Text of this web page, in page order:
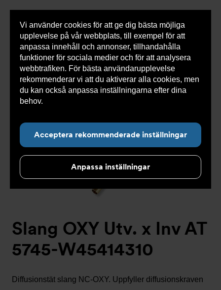
Vi använder cookies för att ge dig bästa möjliga
upplevelse på vår webbplats, till exempel för att
anpassa innehåll och annonser, tillhandahålla
funktioner för sociala medier och för att analysera
webbtrafiken. För bästa användarupplevelse
rekommenderar vi att du aktiverar alla cookies, men
du kan också anpassa inställningarna efter dina
behov.
Acceptera rekommenderade inställningar
Anpassa inställningar
0 varorSnabborder
Du
här:
Armatec > Produkter > Kyla > Slang >
Slang
OXY
> Slang OXY AT 5745- >
Slang OXY Utv. x Inv AT
5745-W45414310
Slang OXY Utv. x Inv AT
5745-W45414310
Diffusionstät slang NC-OXY. Uppfyller diffusionskraven